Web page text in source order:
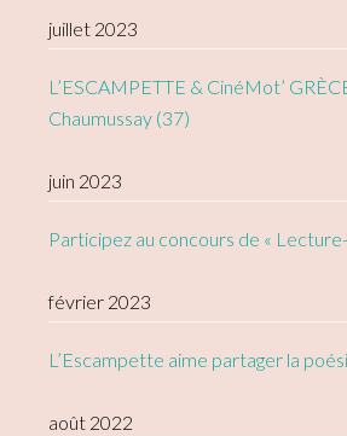
juillet 2023
L’ESCAMPETTE & CinéMot’
Chaumussay (37)
juin 2023
Participez au concours de «
février 2023
L’Escampette aime partager la
août 2022